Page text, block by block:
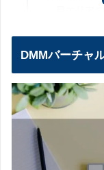
DMMバー
DMMバ
はこちら
DMM
DMMバーチャ